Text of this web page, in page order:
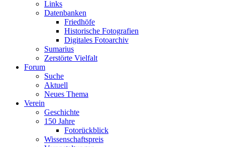
Links
Datenbanken
Friedhöfe
Historische Fotografien
Digitales Fotoarchiv
Sumarius
Zerstörte Vielfalt
Forum
Suche
Aktuell
Neues Thema
Verein
Geschichte
150 Jahre
Fotorückblick
Wissenschaftspreis